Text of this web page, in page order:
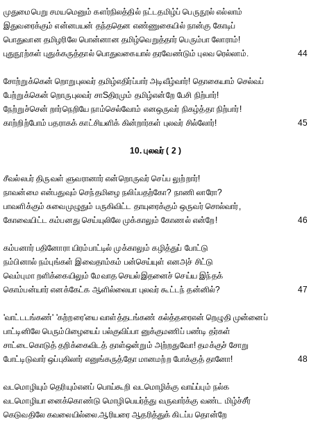
முதுமைபெறு சமயமெனும் களர்நிலத்தில் நட்டதமிழ்ப் பெருநூல் எல்லாம்
இதுவரைக்கும் என்னபயன் தந்ததென எண்ணுகையில் நான்கு கோடிப்
பொதுவான தமிழரிலே பொன்னான தமிழ்வெறுத்தார் பெரும்பா லோராம்!
புதுநூற்கள் புதுக்கருத்தால் பொதுவகையால் தரவேண்டும் புலவ ரெல்லாம்.
44
சோற்றுக்கென் றொறுபுலவர் தமிழ்எதிர்ப்பார் அடிவீழ்வார்! தொகையாம் செல்வப்
பேற்றுக்கென் றொருபுலவர் சாSதிரமும் தமிழ்என்றே பேசி நிற்பார்!
நேற்றுச்சென் றார்நெறியே நாம்செல்வோம் எனஒருவர் நிகழ்த்தா நிற்பார்!
காற்றிற்போம் பதராகக் காட்சியளிக் கின்றார்கள் புலவர் சில்லோர்!
45
10. புலவர் ( 2 )
சீவல்லபர் திருவள் ளுவரானார் என்றொருவர் செப்ப லுற்றார்!
நாவன்மை என்பதுவும் செந்தமிழை நலிப்பதற்கோ? நாணி லாரோ?
பாவளிக்கும் சுவைமுழுதும் பருகிவிட்ட தாயுரைக்கும் ஒருவர் சொல்வார்,
கோவையிட்ட கம்பனது செய்யுலிலே முக்காலும் கோணல் என்றே!
46
கம்பனார் பதினோரா யிரம்பாட்டில் முக்காலும் கழித்துப் போட்டு
நம்பினால் நம்புங்கள் இவைதாம்கம் பன்செய்யுள் எனஅச் சிட்டு
வெம்புமா றளிக்கையிலும் மேவாத செயல்இதனைச் செய்ய இந்தக்
கொம்பன்யார் எனக்கேட்க ஆளில்லையா புலவர் கூட்டந் தன்னில்?
47
'வாட்டடங்கண்' 'கற்றரை'யை வாள்த்தடங்கண் கல்த்தரைஎன் றெழுதி முன்னைப்
பாட்டினிலே பெரும்பிழையைப் பல்குவிப்பா னுக்குமணிப் பண்டி தர்கள்
சாட்டைகொடுத் தறிக்கைவிடத் தாள்ஒன்றும் அற்றதுவோ! தமக்குச் சோறு
போட்டிடுவார் ஒப்புகிலார் எனுங்கருத்தோ மானமற்ற போக்குத் தானோ!
48
வடமொழியும் தெரியும்எனப் பொய்கூறி வடமொழிக்கு வாய்ப்பும் நல்க
வடமொழியா னைக்கொண்டு மொழிபெயர்த்து வருவார்க்கு வண்ட மிழ்ச்சீர்
கெடுவதிலே கவலையில்லை.ஆரியரை ஆதரித்துக் கிடப்ப தொன்றே